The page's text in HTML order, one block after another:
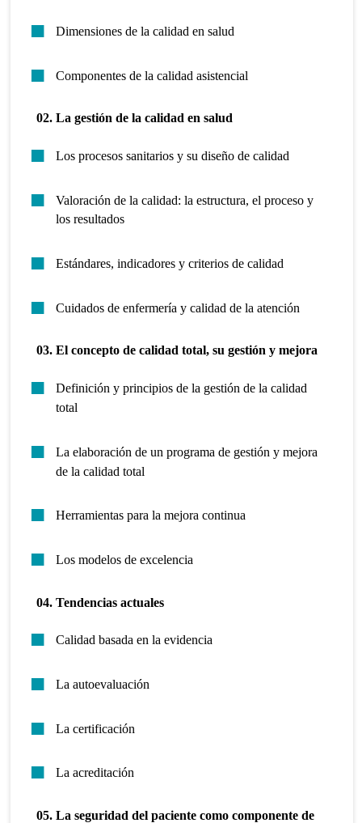
Dimensiones de la calidad en salud
Componentes de la calidad asistencial
02. La gestión de la calidad en salud
Los procesos sanitarios y su diseño de calidad
Valoración de la calidad: la estructura, el proceso y
los resultados
Estándares, indicadores y criterios de calidad
Cuidados de enfermería y calidad de la atención
03. El concepto de calidad total, su gestión y mejora
Definición y principios de la gestión de la calidad
total
La elaboración de un programa de gestión y mejora
de la calidad total
Herramientas para la mejora continua
Los modelos de excelencia
04. Tendencias actuales
Calidad basada en la evidencia
La autoevaluación
La certificación
La acreditación
05. La seguridad del paciente como componente de